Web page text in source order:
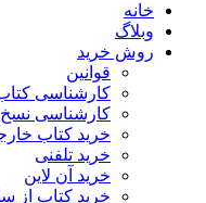
خانه
وبلاگ
روش خرید
قوانین
کارشناسی
کارشناسی
خرید کتاب
خرید تلفنی
خرید آن لاین
خرید کتاب از